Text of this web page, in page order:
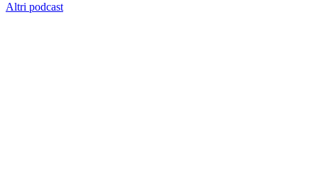
Altri podcast